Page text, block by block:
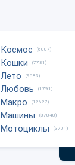
Космос (6007)
Кошки (7731)
Лето (9683)
Любовь (1791)
Макро (12627)
Машины (37848)
Мотоциклы (3701)